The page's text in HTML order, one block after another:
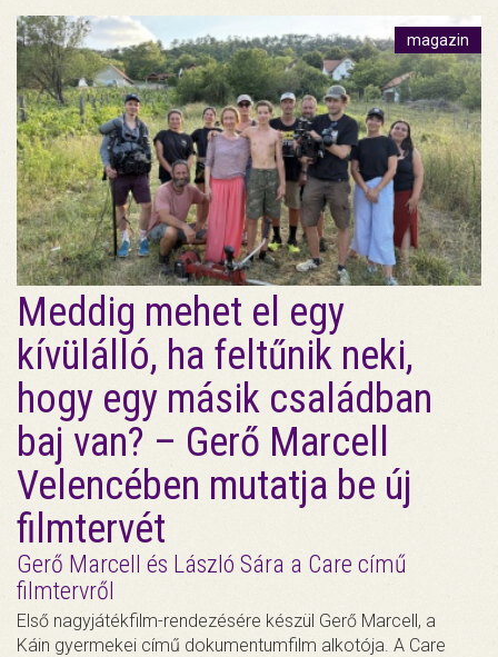
magazin
Meddig mehet el egy
kívülálló, ha feltűnik neki,
hogy egy másik családban
baj van? – Gerő Marcell
Velencében mutatja be új
filmtervét
Gerő Marcell és László Sára a Care című
filmtervről
Első nagyjátékfilm-rendezésére készül Gerő Marcell, a
Káin gyermekei című dokumentumfilm alkotója. A Care